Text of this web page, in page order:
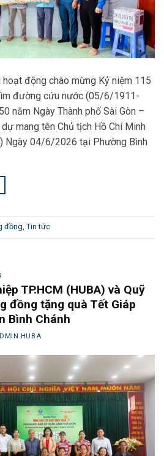
động chào mừng Kỷ niệm 115
đường cứu nước (05/6/1911-
năm Ngày Thành phố Sài Gòn –
mang tên Chủ tịch Hồ Chí Minh
04/6/2026 tại Phường Bình
đồng, Tin tức
TP.HCM (HUBA) và Quỹ
đồng tặng quà Tết Giáp
Bình Chánh
HUBA